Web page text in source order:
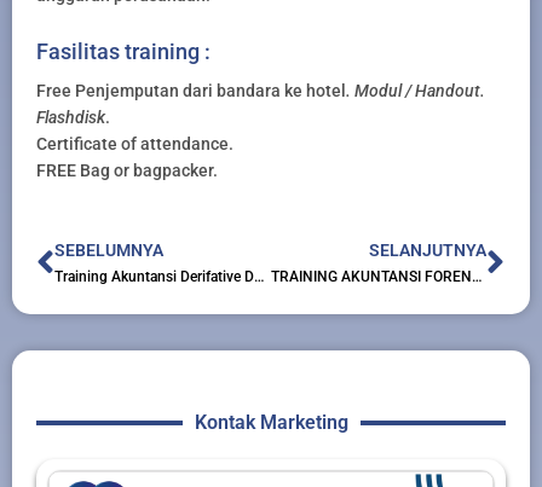
Fasilitas training :
Free Penjemputan dari bandara ke hotel. Modul / Handout.
Flashdisk.
Certificate of attendance.
FREE Bag or bagpacker.
Prev
SEBELUMNYA
Training Akuntansi Derifative Dan Instrumen Keuangan Lainnya
SELANJUTNYA
TRAINING AKUNTANSI FORENSIK DAN AUDIT INVESTIGASI FORENSIK
Kontak Marketing